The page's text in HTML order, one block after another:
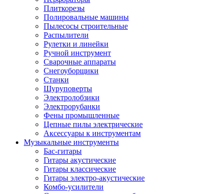
Плиткорезы
Полировальные машины
Пылесосы строительные
Распылители
Рулетки и линейки
Ручной инструмент
Сварочные аппараты
Снегоуборщики
Станки
Шуруповерты
Электролобзики
Электрорубанки
Фены промышленные
Цепные пилы электрические
Аксессуары к инструментам
Музыкальные инструменты
Бас-гитары
Гитары акустические
Гитары классические
Гитары электро-акустические
Комбо-усилители